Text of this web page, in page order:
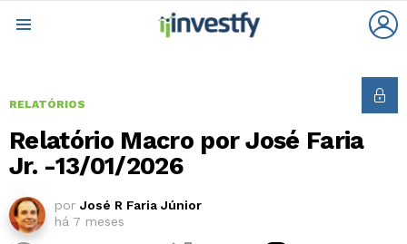
RELATÓRIOS
Relatório Macro por José Faria
Jr. -13/01/2026
por José R Faria Júnior
há 7 meses